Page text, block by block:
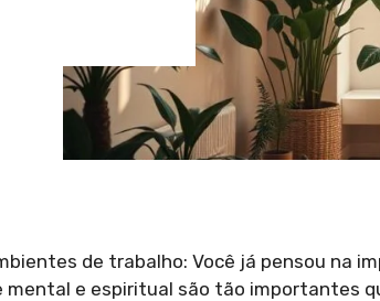
de trabalho: Você já pensou na
mental e espiritual são tão importantes